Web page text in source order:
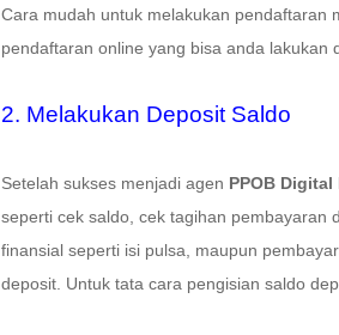
Cara mudah untuk melakukan pendaftaran
pendaftaran online yang bisa anda lakukan
2. Melakukan Deposit Saldo
Setelah sukses menjadi agen PPOB Digital
seperti cek saldo, cek tagihan pembayaran
finansial seperti isi pulsa, maupun
deposit. Untuk tata cara pengisian saldo